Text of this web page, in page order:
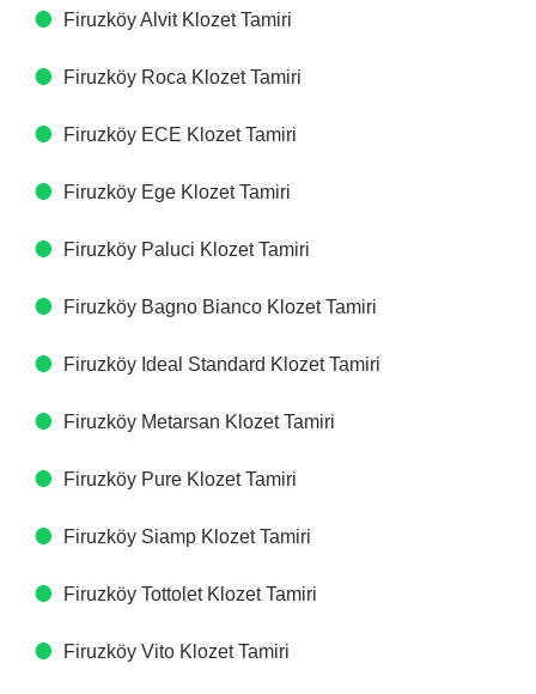
Firuzköy Alvit Klozet Tamiri
Firuzköy Roca Klozet Tamiri
Firuzköy ECE Klozet Tamiri
Firuzköy Ege Klozet Tamiri
Firuzköy Paluci Klozet Tamiri
Firuzköy Bagno Bianco Klozet Tamiri
Firuzköy Ideal Standard Klozet Tamiri
Firuzköy Metarsan Klozet Tamiri
Firuzköy Pure Klozet Tamiri
Firuzköy Siamp Klozet Tamiri
Firuzköy Tottolet Klozet Tamiri
Firuzköy Vito Klozet Tamiri